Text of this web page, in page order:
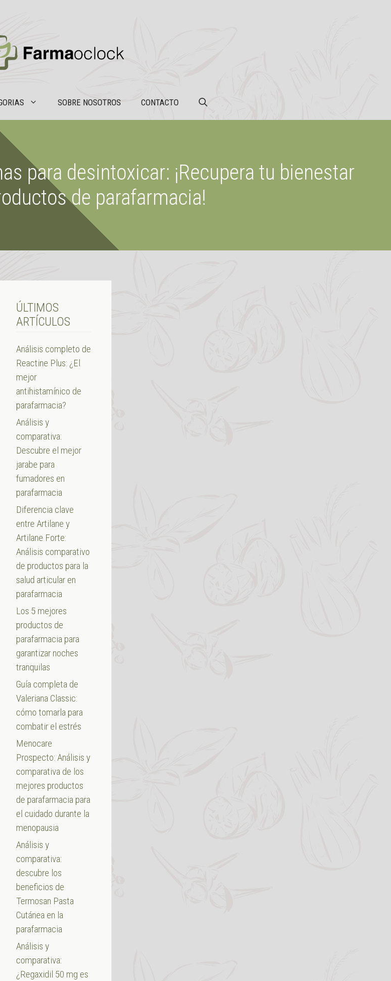
SOBRE NOSOTROS CONTACTO
para desintoxicar: ¡Recupera tu bienestar
de parafarmacia!
ÚLTIMOS
ARTÍCULOS
Análisis completo de
Reactine Plus: ¿El
mejor
antihistamínico de
parafarmacia?
Análisis y
comparativa:
Descubre el mejor
jarabe para
fumadores en
parafarmacia
Diferencia clave
entre Artilane y
Artilane Forte:
Análisis comparativo
de productos para la
salud articular en
parafarmacia
Los 5 mejores
productos de
parafarmacia para
garantizar noches
tranquilas
Guía completa de
Valeriana Classic:
cómo tomarla para
combatir el estrés
Menocare
Prospecto: Análisis y
comparativa de los
mejores productos
de parafarmacia para
el cuidado durante la
menopausia
Análisis y
comparativa:
descubre los
beneficios de
Termosan Pasta
Cutánea en la
parafarmacia
Análisis y
comparativa:
¿Regaxidil 50 mg es